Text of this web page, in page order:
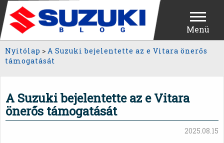
Menü
Nyitólap > A Suzuki bejelentette az e Vitara önerős
támogatását
A Suzuki bejelentette az e Vitara
önerős támogatását
2025.08.15